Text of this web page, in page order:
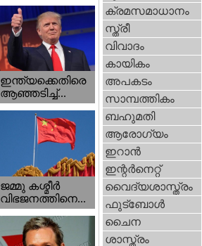
ഇന്ത്യക്കെതിരെ
ആഞ്ഞടിച്ച്...
ജമ്മു കശ്മീ‍ർ
വിഭജനത്തിനെ...
ക്രമസമാധാനം
സ്ത്രീ
വിവാദം
കായികം
അപകടം
സാമ്പത്തികം
ബഹുമതി
ആരോഗ്യം
ഇറാന്‍
ഇന്റര്‍നെറ്റ്‌
വൈദ്യശാസ്ത്രം
ഫുട്ബോള്‍
ചൈന
ശാസ്ത്രം